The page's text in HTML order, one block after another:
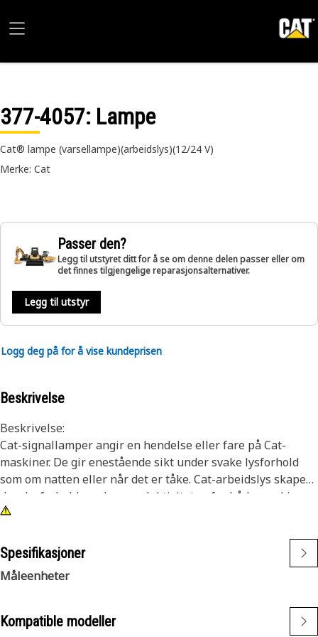
377-4057: Lampe
Cat® lampe (varsellampe)(arbeidslys)(12/24 V)
Merke: Cat
Passer den?
Legg til utstyret ditt for å se om denne delen passer eller om
det finnes tilgjengelige reparasjonsalternativer.
Legg til utstyr
Logg deg på for å vise kundeprisen
Beskrivelse
Beskrivelse:
Cat-signallamper angir en hendelse eller fare på Cat-
maskiner. De gir enestående sikt under svake lysforhold
som om natten eller når det er tåke. Cat-arbeidslys skaper
dagslysforhold og øker produktiviteten for både maskiner
og førere.
Egenskaper:
• ECE-godkjent
• Kjørelysfunksjon
vibrasjonsmotstand
• 122 doble blink per minutt
Spesifikasjoner
Måleenheter
Kompatible modeller